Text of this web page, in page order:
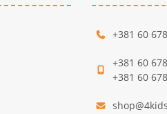
+381 60
+381 60
+381 60